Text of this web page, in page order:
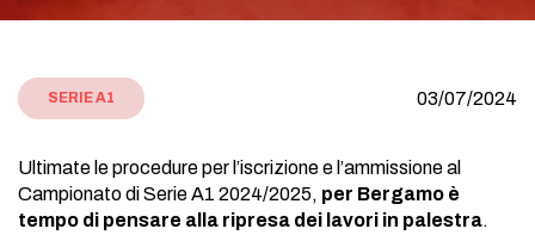
SERIE A1 03/07/2024
Ultimate le procedure per l’iscrizione e l’ammissione al
Campionato di Serie A1 2024/2025, per Bergamo è
tempo di pensare alla ripresa dei lavori in palestra.